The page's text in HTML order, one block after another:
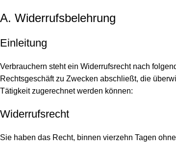
A. Widerrufsbelehrung
Einleitung
Verbrauchern steht ein Widerrufsrecht nach
Rechtsgeschäft zu Zwecken abschließt, die
Tätigkeit zugerechnet werden können:
Widerrufsrecht
Sie haben das Recht, binnen vierzehn Tagen